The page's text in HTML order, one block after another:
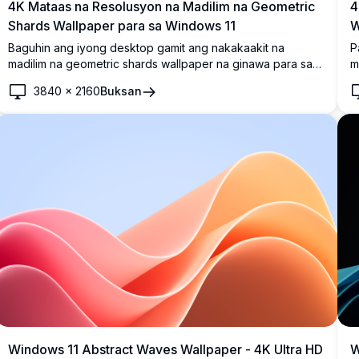
4K Mataas na Resolusyon na Madilim na Geometric
Shards Wallpaper para sa Windows 11
Baguhin ang iyong desktop gamit ang nakakaakit na
madilim na geometric shards wallpaper na ginawa para sa
ang kahanga-hangang mga bughaw na shard na nakatakda
laban sa isang malalim na bughaw na gradient na backdrop.
perpekto para sa mga propesyonal at mga mahilig sa
disenyo na pinahahalagahan ang isang sopistikadong
3840 ×2160Buksan
Windows 11 Abstract Waves Wallpaper - 4K Ultra HD